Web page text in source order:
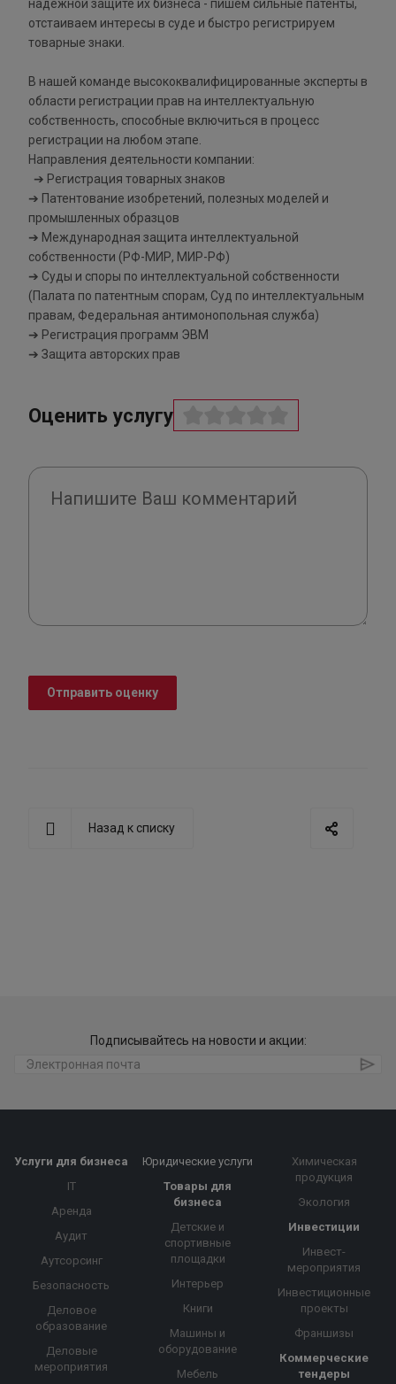
надежной защите их бизнеса - пишем сильные патенты,
отстаиваем интересы в суде и быстро регистрируем
товарные знаки.
В нашей команде высококвалифицированные эксперты в
области регистрации прав на интеллектуальную
собственность, способные включиться в процесс
регистрации на любом этапе.
Направления деятельности компании:
➔ Регистрация товарных знаков
➔ Патентование изобретений, полезных моделей и
промышленных образцов
➔ Международная защита интеллектуальной
собственности (РФ-МИР, МИР-РФ)
➔ Суды и споры по интеллектуальной собственности
(Палата по патентным спорам, Суд по интеллектуальным
правам, Федеральная антимонопольная служба)
➔ Регистрация программ ЭВМ
➔ Защита авторских прав
Оценить услугу
Отправить оценку
Назад к списку
Подписывайтесь на новости и акции:
Услуги для бизнеса
IT
Аренда
Аудит
Аутсорсинг
Безопасность
Деловое
образование
Деловые
мероприятия
Юридические услуги
Товары для
бизнеса
Детские и
спортивные
площадки
Интерьер
Книги
Машины и
оборудование
Мебель
Химическая
продукция
Экология
Инвестиции
Инвест-
мероприятия
Инвестиционные
проекты
Франшизы
Коммерческие
тендеры